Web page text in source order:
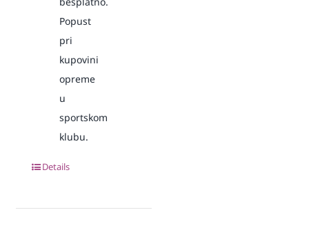
Popust
pri
kupovini
opreme
u
sportskom
klubu.
Details